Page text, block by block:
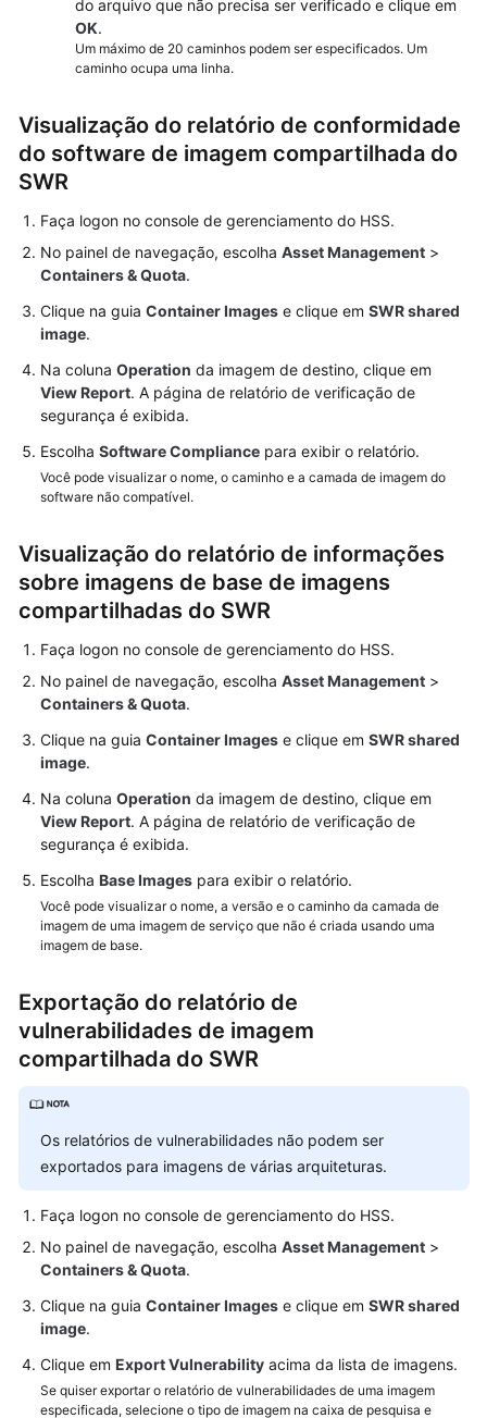
do arquivo que não precisa ser verificado e clique em
OK.
Um máximo de 20 caminhos podem ser especificados. Um
caminho ocupa uma linha.
Visualização do relatório de conformidade
do software de imagem compartilhada do
SWR
Faça logon no console de gerenciamento do HSS.
No painel de navegação, escolha Asset Management >
Containers & Quota.
Clique na guia Container Images e clique em SWR shared
image.
Na coluna Operation da imagem de destino, clique em
View Report. A página de relatório de verificação de
segurança é exibida.
Escolha Software Compliance para exibir o relatório.
Você pode visualizar o nome, o caminho e a camada de imagem do
software não compatível.
Visualização do relatório de informações
sobre imagens de base de imagens
compartilhadas do SWR
Faça logon no console de gerenciamento do HSS.
No painel de navegação, escolha Asset Management >
Containers & Quota.
Clique na guia Container Images e clique em SWR shared
image.
Na coluna Operation da imagem de destino, clique em
View Report. A página de relatório de verificação de
segurança é exibida.
Escolha Base Images para exibir o relatório.
Você pode visualizar o nome, a versão e o caminho da camada de
imagem de uma imagem de serviço que não é criada usando uma
imagem de base.
Exportação do relatório de
vulnerabilidades de imagem
compartilhada do SWR
Os relatórios de vulnerabilidades não podem ser
exportados para imagens de várias arquiteturas.
Faça logon no console de gerenciamento do HSS.
No painel de navegação, escolha Asset Management >
Containers & Quota.
Clique na guia Container Images e clique em SWR shared
image.
Clique em Export Vulnerability acima da lista de imagens.
Se quiser exportar o relatório de vulnerabilidades de uma imagem
especificada, selecione o tipo de imagem na caixa de pesquisa e